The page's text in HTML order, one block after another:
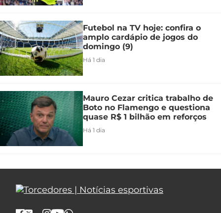
Futebol na TV hoje: confira o
amplo cardápio de jogos do
domingo (9)
Há 1 dia
Mauro Cezar critica trabalho de
Boto no Flamengo e questiona
quase R$ 1 bilhão em reforços
Há 1 dia